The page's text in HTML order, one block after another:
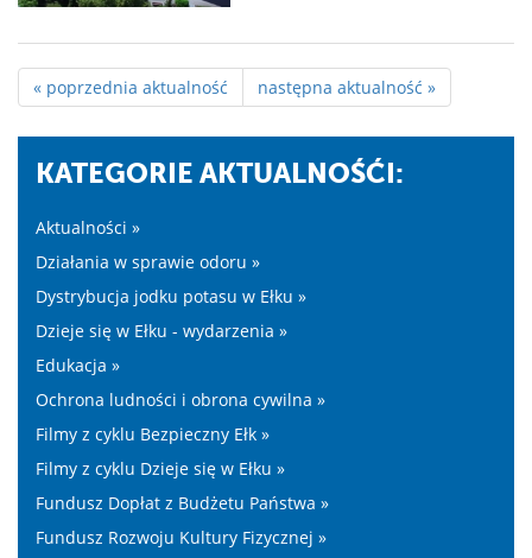
« poprzednia aktualność następna aktualność »
KATEGORIE AKTUALNOŚĆI:
Aktualności »
Działania w sprawie odoru »
Dystrybucja jodku potasu w Ełku »
Dzieje się w Ełku - wydarzenia »
Edukacja »
Ochrona ludności i obrona cywilna »
Filmy z cyklu Bezpieczny Ełk »
Filmy z cyklu Dzieje się w Ełku »
Fundusz Dopłat z Budżetu Państwa »
Fundusz Rozwoju Kultury Fizycznej »